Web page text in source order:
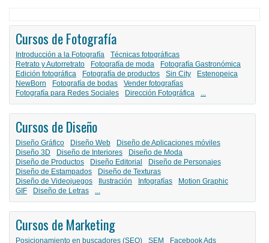
Cursos de Fotografía
Introducción a la Fotografía
Técnicas fotográficas
Retrato y Autorretrato
Fotografía de moda
Fotografía Gastronómica
Edición fotográfica
Fotografía de productos Sin City
Estenopeica
NewBorn
Fotografía de bodas
Vender fotografías
Fotografía para Redes Sociales
Dirección Fotográfica ...
Cursos de Diseño
Diseño Gráfico Diseño Web
Diseño de Aplicaciones móviles
Diseño 3D
Diseño de Interiores
Diseño de Moda
Diseño de Productos
Diseño Editorial
Diseño de Personajes
Diseño de Estampados
Diseño de Texturas
Diseño de Videojuegos
Ilustración Infografías
Motion Graphic
GIF
Diseño de Letras ...
Cursos de Marketing
Posicionamiento en buscadores (SEO) SEM Facebook Ads